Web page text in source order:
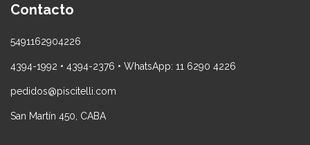
Contacto
5491162904226
4394-1992 • 4394-2376 • WhatsApp: 11 6290 4226
pedidos@piscitelli.com
San Martín 450, CABA